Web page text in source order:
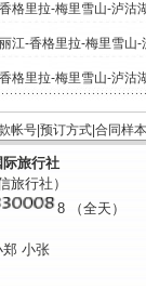
格里拉-梅里雪山-泸沽
江-香格里拉-梅里雪山
格里拉-梅里雪山-泸沽
帐号 预订方式 合同样本
际旅行社
旅行社）
8 （全天）
郑 小张